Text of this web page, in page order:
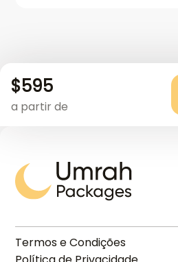
$595
a partir de
Termos e Condições